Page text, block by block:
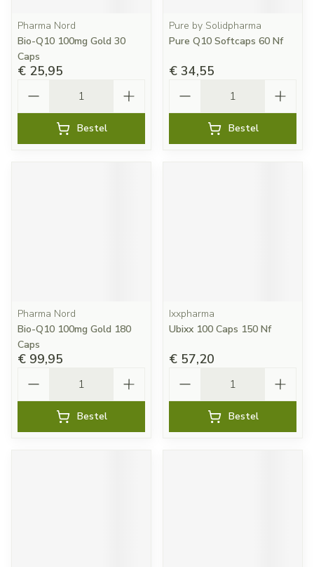
Pharma Nord
Bio-Q10 100mg Gold 30
Caps
€ 25,95
Bestel
Pure by Solidpharma
Pure Q10 Softcaps 60 Nf
€ 34,55
Bestel
Pharma Nord
Bio-Q10 100mg Gold 180
Caps
€ 99,95
Bestel
Ixxpharma
Ubixx 100 Caps 150 Nf
€ 57,20
Bestel